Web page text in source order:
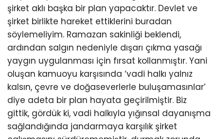
şirket aklı başka bir plan yapacaktır. Devlet ve
şirket birlikte hareket ettiklerini buradan
söylemeliyim. Ramazan sakinliği beklendi,
ardından salgın nedeniyle dışarı çıkma yasağı
yaygın uygulanması için fırsat kollanmıştır. Yani
oluşan kamuoyu karşısında ‘vadi halkı yalnız
kalsın, çevre ve doğaseverlerle buluşamasınlar’
diye adeta bir plan hayata geçirilmiştir. Biz
gittik, gördük ki, vadi halkıyla yığınsal dayanışma
sağlandığında jandarmaya karşılık şirket